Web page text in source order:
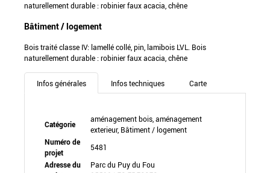
naturellement durable : robinier faux acacia, chêne
Bâtiment / logement
Bois traité classe IV: lamellé collé, pin, lamibois LVL. Bois
naturellement durable : robinier faux acacia, chêne
Infos générales Infos techniques Carte
Catégorie
aménagement bois, aménagement
exterieur, Bâtiment / logement
Numéro de
projet
5481
Adresse du
Parc du Puy du Fou